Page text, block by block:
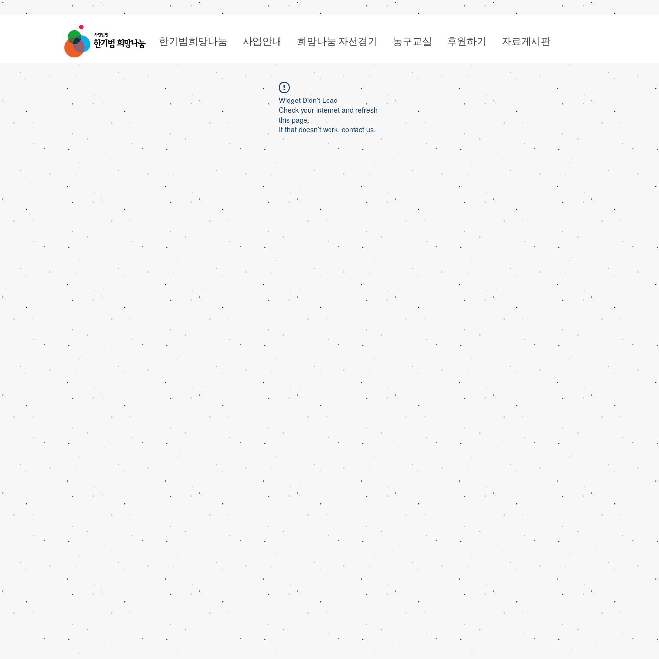
한기범희망나눔 사업안내 희망나눔 자선경기 농구교실 후원하기 자료게시판
Widget Didn’t Load
Check your internet and refresh
this page.
If that doesn’t work, contact us.